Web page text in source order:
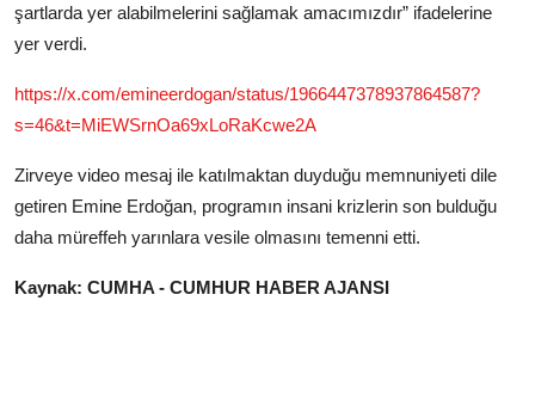
şartlarda yer alabilmelerini sağlamak amacımızdır” ifadelerine
yer verdi.
https://x.com/emineerdogan/status/1966447378937864587?
s=46&t=MiEWSrnOa69xLoRaKcwe2A
Zirveye video mesaj ile katılmaktan duyduğu memnuniyeti dile
getiren Emine Erdoğan, programın insani krizlerin son bulduğu
daha müreffeh yarınlara vesile olmasını temenni etti.
Kaynak: CUMHA - CUMHUR HABER AJANSI